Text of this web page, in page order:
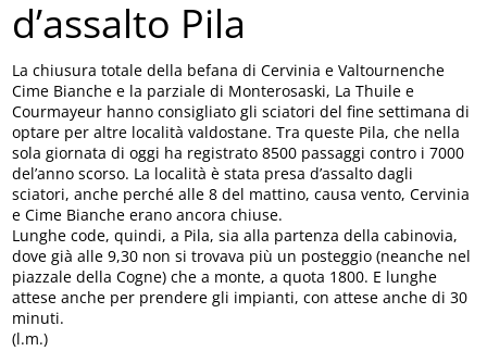
d’assalto Pila
La chiusura totale della befana di Cervinia e Valtournenche
Cime Bianche e la parziale di Monterosaski, La Thuile e
Courmayeur hanno consigliato gli sciatori del fine settimana di
optare per altre località valdostane. Tra queste Pila, che nella
sola giornata di oggi ha registrato 8500 passaggi contro i 7000
del’anno scorso. La località è stata presa d’assalto dagli
sciatori, anche perché alle 8 del mattino, causa vento, Cervinia
e Cime Bianche erano ancora chiuse.
Lunghe code, quindi, a Pila, sia alla partenza della cabinovia,
dove già alle 9,30 non si trovava più un posteggio (neanche nel
piazzale della Cogne) che a monte, a quota 1800. E lunghe
attese anche per prendere gli impianti, con attese anche di 30
minuti.
(l.m.)